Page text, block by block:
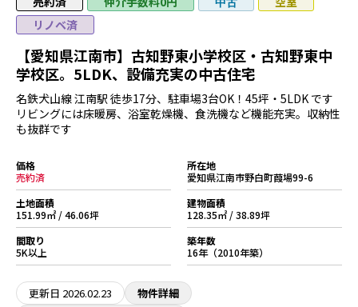
リノベ済
【愛知県江南市】古知野東小学校区・古知野東中
学校区。5LDK、設備充実の中古住宅
名鉄犬山線 江南駅 徒歩17分、駐車場3台OK！45坪・5LDK です
リビングには床暖房、浴室乾燥機、食洗機など機能充実。収納性
も抜群です
価格
売約済
所在地
愛知県江南市野白町葭場99-6
土地面積
151.99㎡ / 46.06坪
建物面積
128.35㎡ / 38.89坪
間取り
5K以上
築年数
16年（2010年築）
更新日 2026.02.23
物件詳細